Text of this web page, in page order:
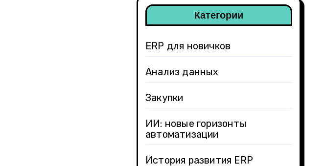
Категории
ERP для новичков
Анализ данных
Закупки
ИИ: новые горизонты
автоматизации
История развития ERP